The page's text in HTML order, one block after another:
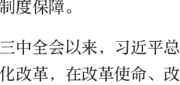
度保障。
中全会以来，习近平总
改革，在改革使命、改